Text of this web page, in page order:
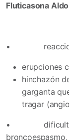
Fluticasona
•
erupciones
hinchazón
garganta
tragar
•